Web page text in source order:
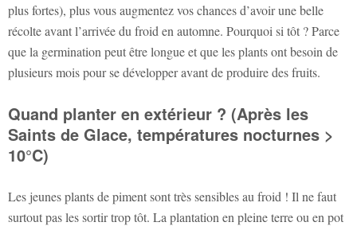
plus fortes), plus vous augmentez vos chances d’avoir une belle
récolte avant l’arrivée du froid en automne. Pourquoi si tôt ? Parce
que la germination peut être longue et que les plants ont besoin de
plusieurs mois pour se développer avant de produire des fruits.
Quand planter en extérieur ? (Après les
Saints de Glace, températures nocturnes >
10°C)
Les jeunes plants de piment sont très sensibles au froid ! Il ne faut
surtout pas les sortir trop tôt. La plantation en pleine terre ou en pot